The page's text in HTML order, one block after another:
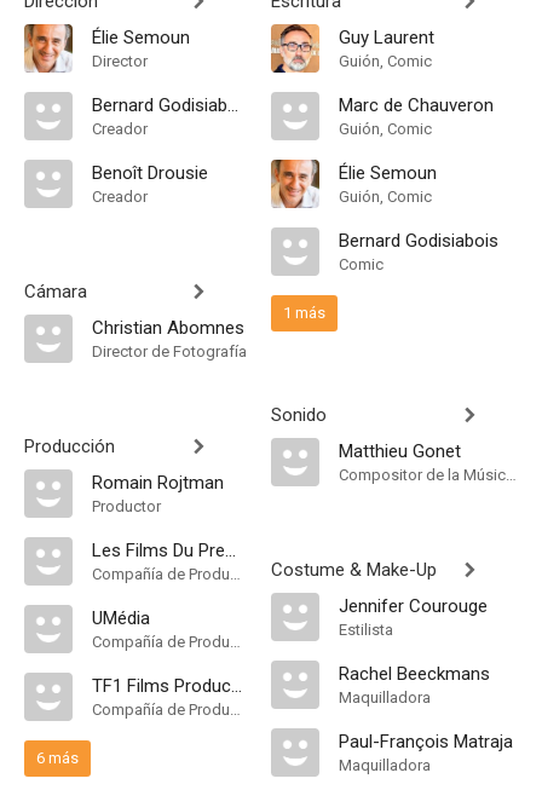
Élie Semoun
Director
Bernard Godisiabois
Creador
Benoît Drousie
Creador
Cámara
Christian Abomnes
Director de Fotografía
Producción
Romain Rojtman
Productor
Les Films Du Premier
Compañía de Produccion
UMédia
Compañía de Produccion
TF1 Films Production
Compañía de Produccion
6 más
Guy Laurent
Guión, Comic
Marc de Chauveron
Guión, Comic
Élie Semoun
Guión, Comic
Bernard Godisiabois
Comic
1 más
Sonido
Matthieu Gonet
Compositor de la Música Original
Costume & Make-Up
Jennifer Courouge
Estilista
Rachel Beeckmans
Maquilladora
Paul-François Matraja
Maquilladora